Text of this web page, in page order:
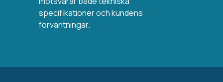
specifikationer och kundens
förväntningar.